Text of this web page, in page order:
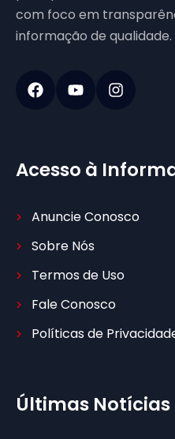
com foco em
informação de qualidade.
Acesso à
Anuncie Conosco
Sobre Nós
Termos de Uso
Fale Conosco
Políticas de
Últimas Notícias